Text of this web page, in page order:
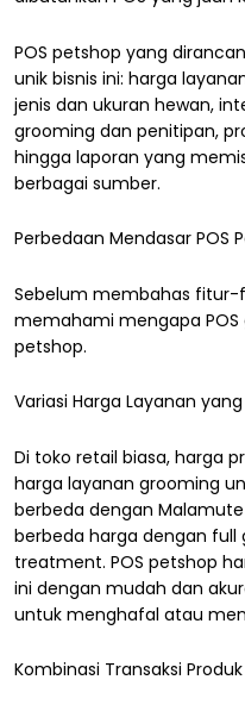
POS petshop yang
unik bisnis ini: harga
jenis dan ukuran hewan,
grooming dan penitipan,
hingga laporan yang
berbagai sumber.
Perbedaan Mendasar POS
Sebelum membahas fitur-
memahami mengapa
petshop.
Variasi Harga Layanan
Di toko retail biasa, harga
harga layanan grooming
berbeda dengan
berbeda harga dengan
treatment. POS petshop
ini dengan mudah dan
untuk menghafal atau
Kombinasi Transaksi